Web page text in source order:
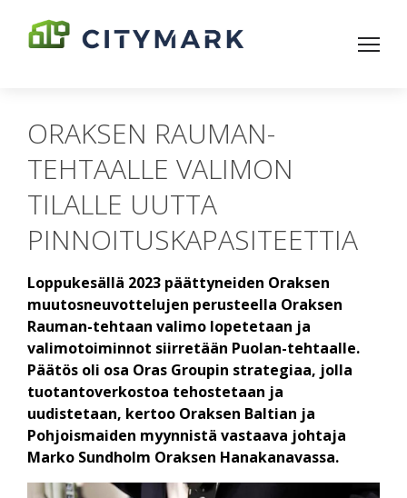
ORAKSEN RAUMAN-
TEHTAALLE VALIMON
TILALLE UUTTA
PINNOITUSKAPASITEETTIA
Loppukesällä 2023 päättyneiden Oraksen
muutosneuvottelujen perusteella Oraksen
Rauman-tehtaan valimo lopetetaan ja
valimotoiminnot siirretään Puolan-tehtaalle.
Päätös oli osa Oras Groupin strategiaa, jolla
tuotantoverkostoa tehostetaan ja
uudistetaan, kertoo Oraksen Baltian ja
Pohjoismaiden myynnistä vastaava johtaja
Marko Sundholm Oraksen Hanakanavassa.